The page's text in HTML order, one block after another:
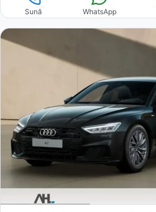
Sună WhatsApp